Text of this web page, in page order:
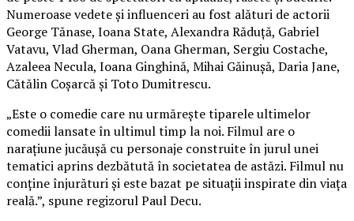
Numeroase vedete și influenceri au fost alături de actorii
George Tănase, Ioana State, Alexandra Răduță, Gabriel
Vatavu, Vlad Gherman, Oana Gherman, Sergiu Costache,
Azaleea Necula, Ioana Ginghină, Mihai Găinușă, Daria Jane,
Cătălin Coșarcă și Toto Dumitrescu.
„Este o comedie care nu urmărește tiparele ultimelor
comedii lansate în ultimul timp la noi. Filmul are o
narațiune jucăușă cu personaje construite în jurul unei
tematici aprins dezbătută în societatea de astăzi. Filmul nu
conține înjurături și este bazat pe situații inspirate din viața
reală.”, spune regizorul Paul Decu.